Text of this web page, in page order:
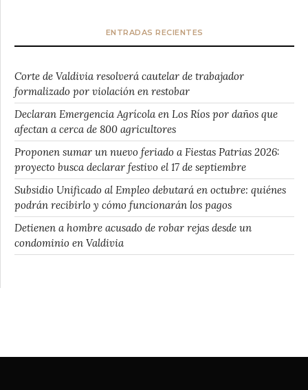
ENTRADAS RECIENTES
Corte de Valdivia resolverá cautelar de trabajador
formalizado por violación en restobar
Declaran Emergencia Agrícola en Los Ríos por daños que
afectan a cerca de 800 agricultores
Proponen sumar un nuevo feriado a Fiestas Patrias 2026:
proyecto busca declarar festivo el 17 de septiembre
Subsidio Unificado al Empleo debutará en octubre: quiénes
podrán recibirlo y cómo funcionarán los pagos
Detienen a hombre acusado de robar rejas desde un
condominio en Valdivia